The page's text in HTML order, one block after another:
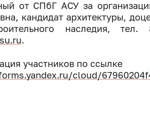
от СПбГ АСУ за
кандидат архитектуры,
наследия,
.
участников по ссылке
cloud/